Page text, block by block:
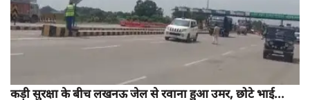
कड़ी सुरक्षा के बीच लखनऊ जेल से रवाना हुआ उमर, छोटे भाई...